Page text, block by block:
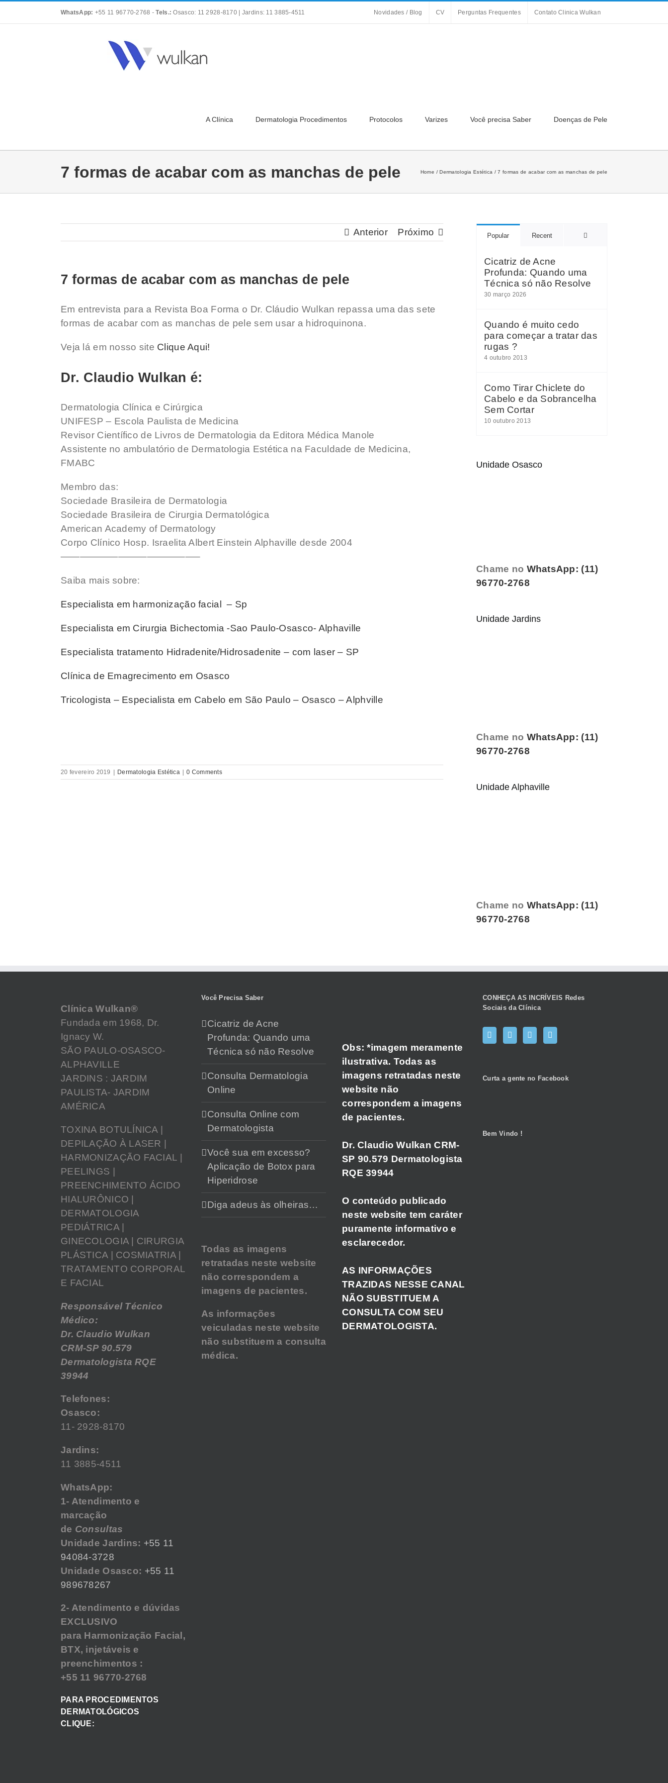
WhatsApp: +55 11 96770-2768 -Tels.: Osasco: 11 2928-8170 | Jardins: 11 3885-4511 Novidades / Blog CV Perguntas Frequentes Contato Clinica Wulkan
A Clínica Dermatologia Procedimentos Protocolos Varizes Você precisa Saber Doenças de Pele
7 formas de acabar com as manchas de pele Home Dermatologia Estética 7 formas de acabar com as manchas de pele
Anterior Próximo
7 formas de acabar com as manchas de pele
Em entrevista para a Revista Boa Forma o Dr. Cláudio Wulkan repassa uma das sete
formas de acabar com as manchas de pele sem usar a hidroquinona.
Veja lá em nosso site Clique Aqui!
Dr. Claudio Wulkan é:
Dermatologia Clínica e Cirúrgica
UNIFESP – Escola Paulista de Medicina
Revisor Científico de Livros de Dermatologia da Editora Médica Manole
Assistente no ambulatório de Dermatologia Estética na Faculdade de Medicina,
FMABC
Membro das:
Sociedade Brasileira de Dermatologia
Sociedade Brasileira de Cirurgia Dermatológica
American Academy of Dermatology
Corpo Clínico Hosp. Israelita Albert Einstein Alphaville desde 2004
——————————————–
Saiba mais sobre:
Especialista em harmonização facial – Sp
Especialista em Cirurgia Bichectomia -Sao Paulo-Osasco- Alphaville
Especialista tratamento Hidradenite/Hidrosadenite – com laser – SP
Clínica de Emagrecimento em Osasco
Tricologista – Especialista em Cabelo em São Paulo – Osasco – Alphville
20 fevereiro 2019 Dermatologia Estética 0 Comments
Popular Recent Comments
Cicatriz de Acne
Profunda: Quando uma
Técnica só não Resolve
30 março 2026
Quando é muito cedo
para começar a tratar das
rugas ?
4 outubro 2013
Como Tirar Chiclete do
Cabelo e da Sobrancelha
Sem Cortar
10 outubro 2013
Unidade Osasco
Chame no WhatsApp: (11)
96770-2768
Unidade Jardins
Chame no WhatsApp: (11)
96770-2768
Unidade Alphaville
Chame no WhatsApp: (11)
96770-2768
Clínica Wulkan®
Fundada em 1968, Dr.
Ignacy W.
SÃO PAULO-OSASCO-
ALPHAVILLE
JARDINS : JARDIM
PAULISTA- JARDIM
AMÉRICA
TOXINA BOTULÍNICA |
DEPILAÇÃO À LASER |
HARMONIZAÇÃO FACIAL |
PEELINGS |
PREENCHIMENTO ÁCIDO
HIALURÔNICO |
DERMATOLOGIA
PEDIÁTRICA |
GINECOLOGIA | CIRURGIA
PLÁSTICA | COSMIATRIA |
TRATAMENTO CORPORAL
E FACIAL
Responsável Técnico
Médico:
Dr. Claudio Wulkan
CRM-SP 90.579
Dermatologista RQE
39944
Telefones:
Osasco:
11- 2928-8170
Jardins:
11 3885-4511
WhatsApp:
1- Atendimento e
marcação
de Consultas
Unidade Jardins: +55 11
94084-3728
Unidade Osasco: +55 11
989678267
2- Atendimento e dúvidas
EXCLUSIVO
para Harmonização Facial,
BTX, injetáveis e
preenchimentos :
+55 11 96770-2768
PARA PROCEDIMENTOS
DERMATOLÓGICOS
CLIQUE:
Você Precisa Saber
Cicatriz de Acne
Profunda: Quando uma
Técnica só não Resolve
Consulta Dermatologia
Online
Consulta Online com
Dermatologista
Você sua em excesso?
Aplicação de Botox para
Hiperidrose
Diga adeus às olheiras…
Todas as imagens
retratadas neste website
não correspondem a
imagens de pacientes.
As informações
veiculadas neste website
não substituem a consulta
médica.
Obs: *imagem meramente
ilustrativa. Todas as
imagens retratadas neste
website não
correspondem a imagens
de pacientes.
Dr. Claudio Wulkan CRM-
SP 90.579 Dermatologista
RQE 39944
O conteúdo publicado
neste website tem caráter
puramente informativo e
esclarecedor.
AS INFORMAÇÕES
TRAZIDAS NESSE CANAL
NÃO SUBSTITUEM A
CONSULTA COM SEU
DERMATOLOGISTA.
CONHEÇA AS INCRÍVEIS Redes
Sociais da Clínica
Curta a gente no Facebook
Bem Vindo !